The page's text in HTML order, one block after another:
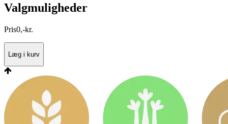
Valgmuligheder
Pris0,-kr.
Læg i kurv